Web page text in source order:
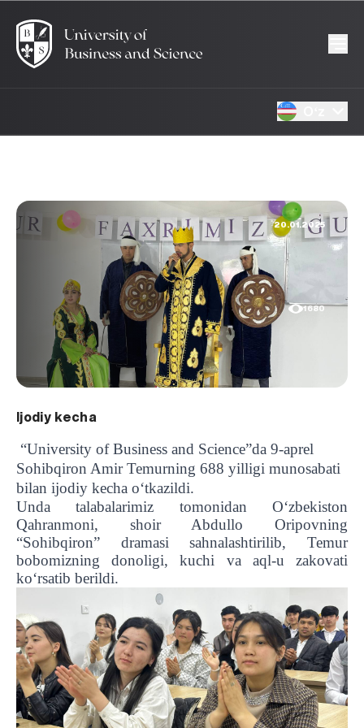
20.01.2025
1680
Ijodiy kecha
“University of Business and Science”da 9-aprel
Sohibqiron Amir Temurning 688 yilligi munosabati
bilan ijodiy kecha o‘tkazildi.
Unda talabalarimiz tomonidan O‘zbekiston
Qahranmoni, shoir Abdullo Oripovning
“Sohibqiron” dramasi sahnalashtirilib, Temur
bobomizning donoligi, kuchi va aql-u zakovati
ko‘rsatib berildi.